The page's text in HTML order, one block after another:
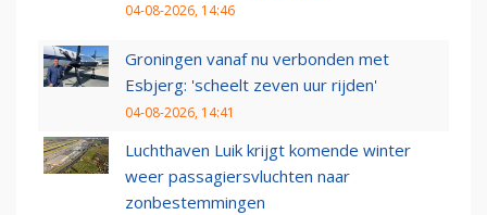
04-08-2026, 14:46
Groningen vanaf nu verbonden met
Esbjerg: 'scheelt zeven uur rijden'
04-08-2026, 14:41
Luchthaven Luik krijgt komende winter
weer passagiersvluchten naar
zonbestemmingen